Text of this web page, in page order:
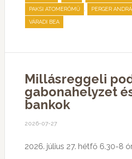
PAKSI ATOMERŐMŰ , PERGER
VÁRADI BEA
Millásreggeli
gabonahelyzet
bankok
2026-07-27
2026. július 27. hétfő 6.30-8